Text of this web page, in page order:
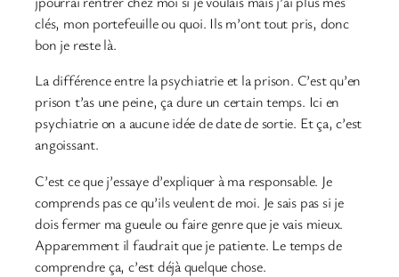
clés, mon portefeuille ou quoi. Ils m’ont tout pris, donc
bon je reste là.
La différence entre la psychiatrie et la prison. C’est qu’en
prison t’as une peine, ça dure un certain temps. Ici en
psychiatrie on a aucune idée de date de sortie. Et ça, c’est
angoissant.
C’est ce que j’essaye d’expliquer à ma responsable. Je
comprends pas ce qu’ils veulent de moi. Je sais pas si je
dois fermer ma gueule ou faire genre que je vais mieux.
Apparemment il faudrait que je patiente. Le temps de
comprendre ça, c’est déjà quelque chose.